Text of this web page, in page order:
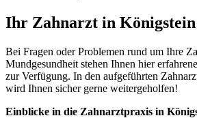
Ihr Zahnarzt in Königstein
Bei Fragen oder Problemen rund um Ihre
Mundgesundheit stehen Ihnen hier
zur Verfügung. In den aufgeführten
wird Ihnen sicher gerne weitergeholfen!
Einblicke in die Zahnarztpraxis in